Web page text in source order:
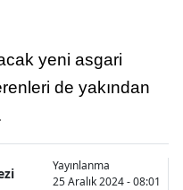
yeni asgari
de yakından
Yayınlanma
25 Aralık 2024 - 08:01